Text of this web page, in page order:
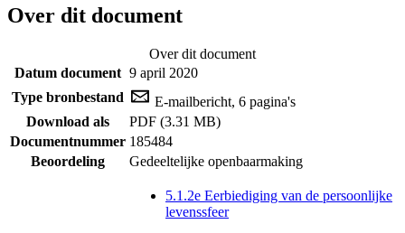
Over dit document
Over dit document
Datum document 9 april 2020
Type bronbestand
E-mailbericht, 6 pagina's
Download als
PDF (3.31 MB)
Documentnummer 185484
Beoordeling
Gedeeltelijke openbaarmaking
5.1.2e Eerbiediging van de persoonlijke
levenssfeer